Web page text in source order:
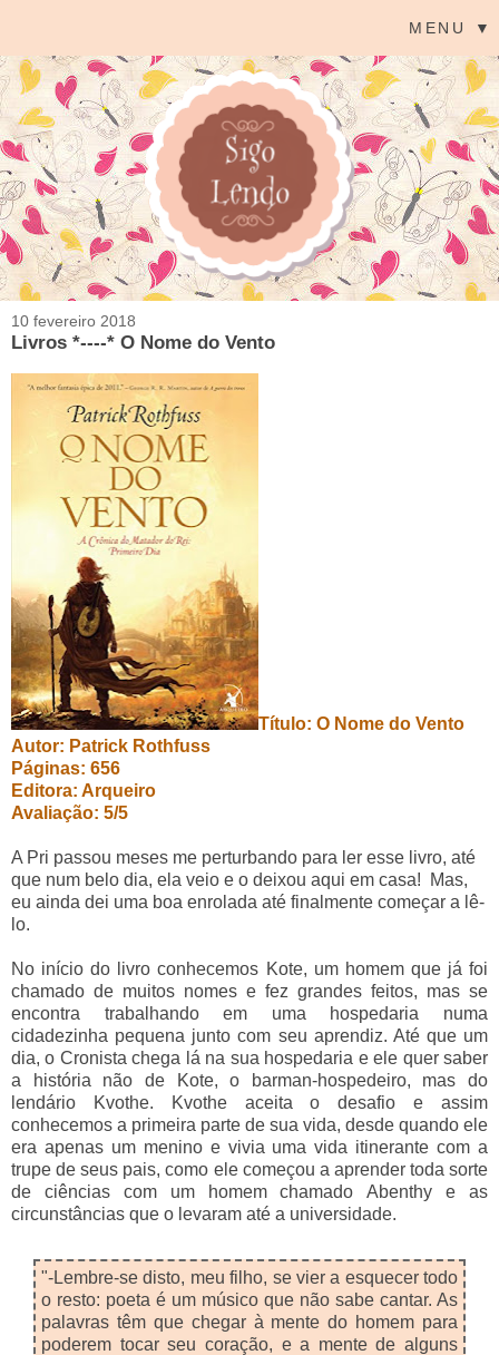
MENU ▼
10 fevereiro 2018
Livros *----* O Nome do Vento
Título: O Nome do Vento
Autor: Patrick Rothfuss
Páginas: 656
Editora: Arqueiro
Avaliação: 5/5
A Pri passou meses me perturbando para ler esse livro, até
que num belo dia, ela veio e o deixou aqui em casa! Mas,
eu ainda dei uma boa enrolada até finalmente começar a lê-
lo.
No início do livro conhecemos Kote, um homem que já foi
chamado de muitos nomes e fez grandes feitos, mas se
encontra trabalhando em uma hospedaria numa
cidadezinha pequena junto com seu aprendiz. Até que um
dia, o Cronista chega lá na sua hospedaria e ele quer saber
a história não de Kote, o barman-hospedeiro, mas do
lendário Kvothe. Kvothe aceita o desafio e assim
conhecemos a primeira parte de sua vida, desde quando ele
era apenas um menino e vivia uma vida itinerante com a
trupe de seus pais, como ele começou a aprender toda sorte
de ciências com um homem chamado Abenthy e as
circunstâncias que o levaram até a universidade.
"-Lembre-se disto, meu filho, se vier a esquecer todo
o resto: poeta é um músico que não sabe cantar. As
palavras têm que chegar à mente do homem para
poderem tocar seu coração, e a mente de alguns